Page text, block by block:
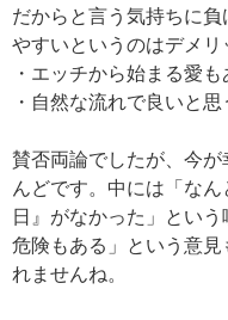
だからと言う気持ちに
やすいというのはデメリ
・エッチから始まる愛も
・自然な流れで良いと思
賛否両論でしたが、今
んどです。中には「な
日』がなかった」とい
危険もある」という意
れませんね。